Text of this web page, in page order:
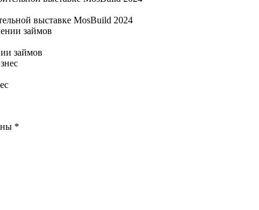
выставке MosBuild 2024
займов
*